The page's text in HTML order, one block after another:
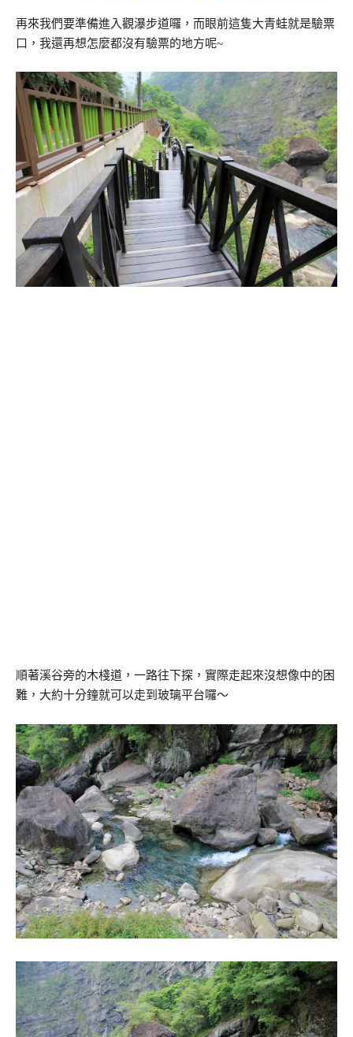
再來我們要準備進入觀瀑步道囉，而眼前這隻大青蛙就是驗票
口，我還再想怎麼都沒有驗票的地方呢~
順著溪谷旁的木棧道，一路往下探，實際走起來沒想像中的困
難，大約十分鐘就可以走到玻璃平台囉～